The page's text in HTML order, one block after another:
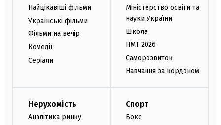
Найцікавіші фільми
Українські фільми
Фільми на вечір
Комедії
Серіали
Міністерство освіти та
науки України
Школа
НМТ 2026
Саморозвиток
Навчання за кордоном
Нерухомість
Аналітика ринку
Спорт
Бокс